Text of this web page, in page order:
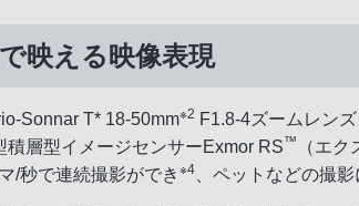
映える映像表現
Sonnar T* 18-50mm※2 F1.8-4ズームレン
層型イメージセンサーExmor RS™
（エ
/秒で連続撮影ができ ※4 、ペットなどの撮